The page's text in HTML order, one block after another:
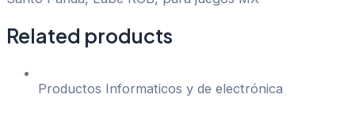
Related products
Productos Informaticos y de electrónica